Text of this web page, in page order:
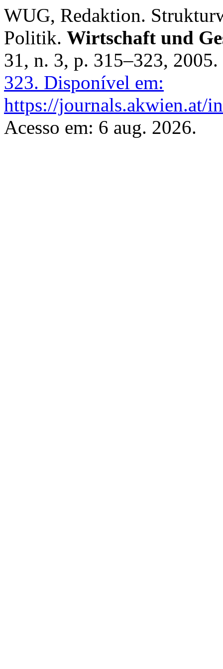
WUG, Redaktion.
Politik. Wirtschaft und
31, n. 3, p. 315–323, 2005.
323. Disponível em:
https://journals.akwien.at/
Acesso em: 6 aug. 2026.